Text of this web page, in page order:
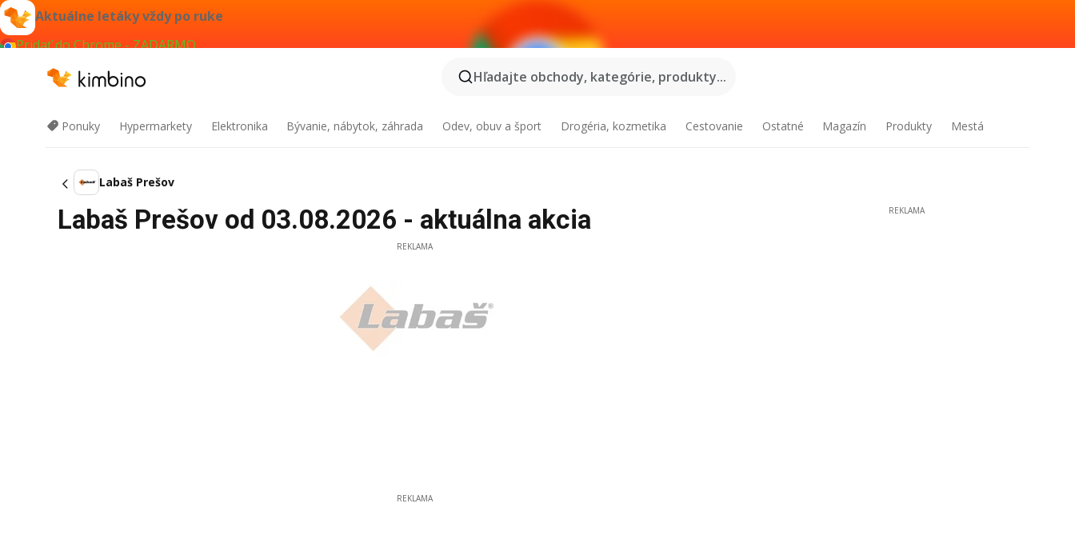
Aktuálne letáky vždy po ruke
Pridať do Chrome - ZADARMO
Hľadajte obchody, kategórie, produkty...
Ponuky Hypermarkety Elektronika Bývanie, nábytok, záhrada Odev, obuv a šport Drogéria, kozmetika Cestovanie Ostatné Magazín Produkty Mestá
Labaš Prešov
Labaš Prešov od 03.08.2026 - aktuálna akcia
REKLAMA
REKLAMA
REKLAMA